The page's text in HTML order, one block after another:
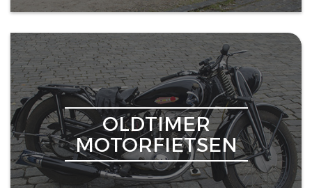
OLDTIMER
MOTORFIETSEN